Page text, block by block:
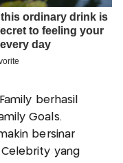
berhasil
Goals.
bersinar
Celebrity yang